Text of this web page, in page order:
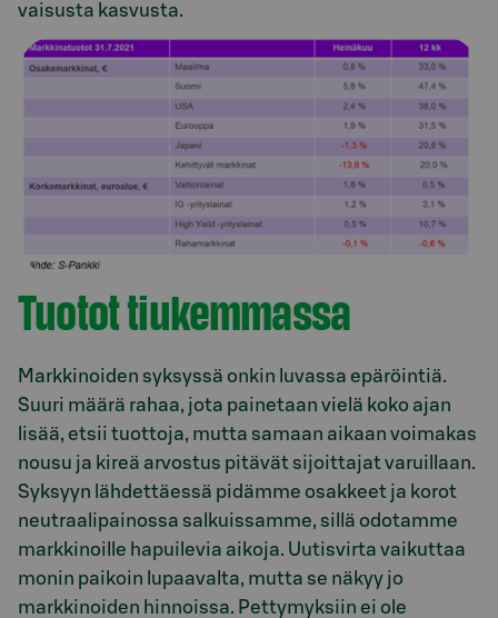
vaisusta kasvusta.
Tuotot tiukemmassa
Markkinoiden syksyssä onkin luvassa epäröintiä.
Suuri määrä rahaa, jota painetaan vielä koko ajan
lisää, etsii tuottoja, mutta samaan aikaan voimakas
nousu ja kireä arvostus pitävät sijoittajat varuillaan.
Syksyyn lähdettäessä pidämme osakkeet ja korot
neutraalipainossa salkuissamme, sillä odotamme
markkinoille hapuilevia aikoja. Uutisvirta vaikuttaa
monin paikoin lupaavalta, mutta se näkyy jo
markkinoiden hinnoissa. Pettymyksiin ei ole